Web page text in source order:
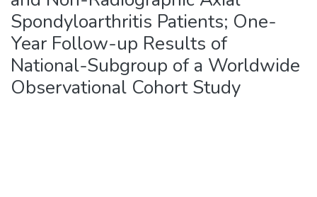
Spondyloarthritis Patients; One-
Year Follow-up Results of
National-Subgroup of a Worldwide
Observational Cohort Study